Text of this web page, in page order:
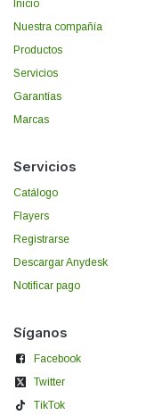
Inicio
Nuestra compañía
Productos
Servicios
Garantías
Marcas
Servicios
Catálogo
Flayers
Registrarse
Descargar Anydesk
Notificar pago
Síganos
Facebook
Twitter
TikTok